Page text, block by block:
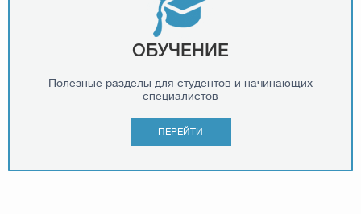
ОБУЧЕНИЕ
Полезные разделы для студентов и начинающих
специалистов
ПЕРЕЙТИ